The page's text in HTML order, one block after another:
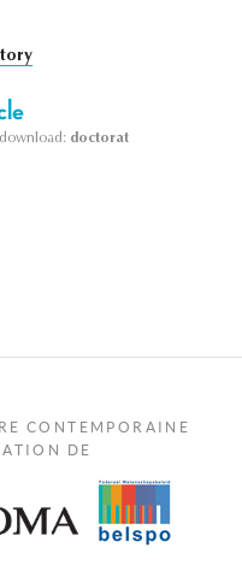
download: doctorat
CONTEMPORAINE
DE